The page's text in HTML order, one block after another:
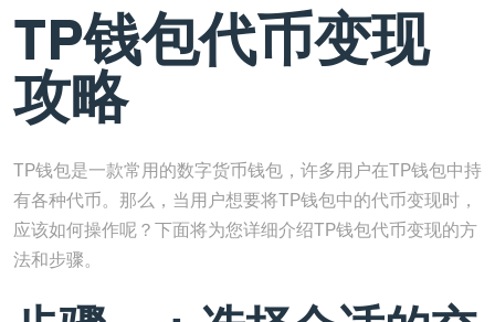
TP钱包代币变现
攻略
TP钱包是一款常用的数字货币钱包，许多用户在TP钱包中持
有各种代币。那么，当用户想要将TP钱包中的代币变现时，
应该如何操作呢？下面将为您详细介绍TP钱包代币变现的方
法和步骤。